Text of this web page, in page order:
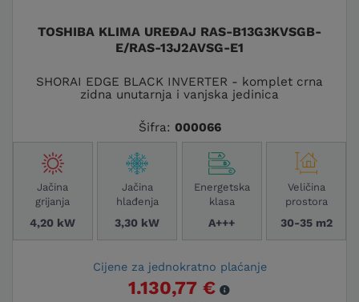
TOSHIBA KLIMA UREĐAJ RAS-B13G3KVSGB-
E/RAS-13J2AVSG-E1
SHORAI EDGE BLACK INVERTER - komplet crna
zidna unutarnja i vanjska jedinica
Šifra: 000066
Jačina
grijanja
4,20 kW
Jačina
hlađenja
3,30 kW
Energetska
klasa
A+++
Veličina
prostora
30-35 m2
Cijene za jednokratno plaćanje
1.130,77 €